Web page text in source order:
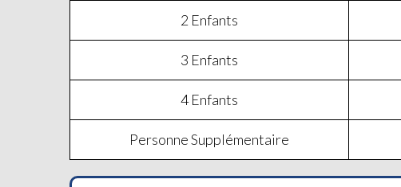
2 Enfants
3 Enfants
4 Enfants
Personne Supplémentaire